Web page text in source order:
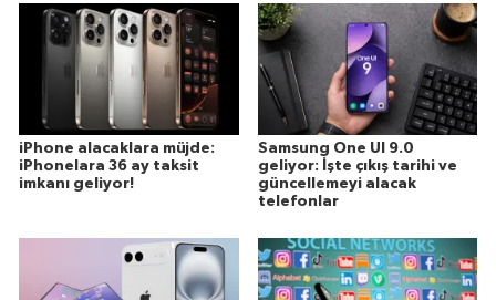
iPhone alacaklara müjde:
iPhonelara 36 ay taksit
imkanı geliyor!
Samsung One UI 9.0
geliyor: İşte çıkış tarihi ve
güncellemeyi alacak
telefonlar